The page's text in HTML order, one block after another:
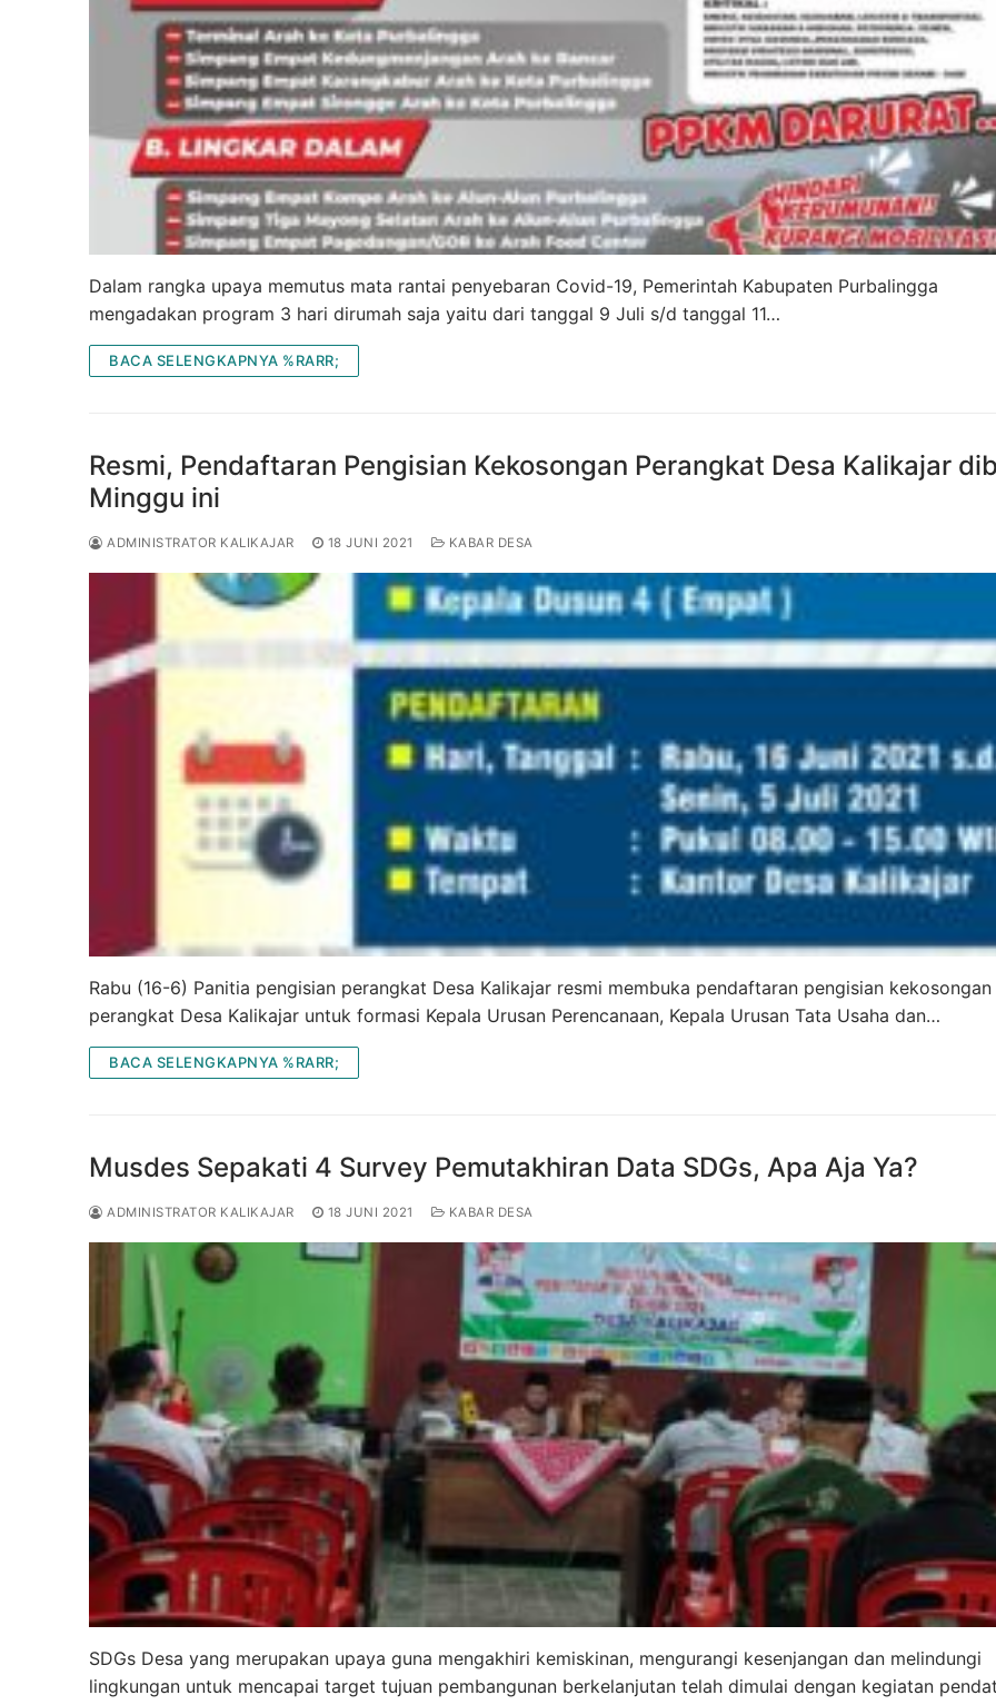
Dalam rangka upaya memutus mata rantai penyebaran Covid-19, Pemerintah Kabupaten Purbalingga
mengadakan program 3 hari dirumah saja yaitu dari tanggal 9 Juli s/d tanggal 11…
BACA SELENGKAPNYA %RARR;
Resmi, Pendaftaran Pengisian Kekosongan Perangkat Desa Kalikajar
Minggu ini
ADMINISTRATOR KALIKAJAR 18 JUNI 2021 KABAR DESA
Rabu (16-6) Panitia pengisian perangkat Desa Kalikajar resmi membuka pendaftaran pengisian kekosongan
perangkat Desa Kalikajar untuk formasi Kepala Urusan Perencanaan, Kepala Urusan Tata Usaha dan…
BACA SELENGKAPNYA %RARR;
Musdes Sepakati 4 Survey Pemutakhiran Data SDGs, Apa Aja Ya?
ADMINISTRATOR KALIKAJAR 18 JUNI 2021 KABAR DESA
SDGs Desa yang merupakan upaya guna mengakhiri kemiskinan, mengurangi kesenjangan dan melindungi
lingkungan untuk mencapai target tujuan pembangunan berkelanjutan telah dimulai dengan kegiatan